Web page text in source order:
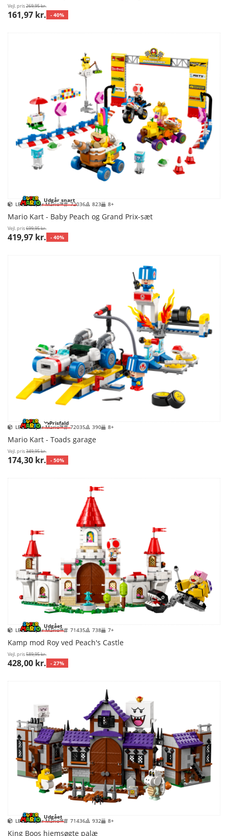
Vejl. pris269,95 kr.
161,97 kr. - 40%
Udgår snart
LEGO Super Mario™ 72036 823 8+
Mario Kart - Baby Peach og Grand Prix-sæt
Vejl. pris699,95 kr.
419,97 kr. - 40%
Prisfald
LEGO Super Mario™ 72035 390 8+
Mario Kart - Toads garage
Vejl. pris349,95 kr.
174,30 kr. - 50%
Udgået
LEGO Super Mario™ 71435 738 7+
Kamp mod Roy ved Peach's Castle
Vejl. pris589,95 kr.
428,00 kr. - 27%
Udgået
LEGO Super Mario™ 71436 932 8+
King Boos hjemsøgte palæ